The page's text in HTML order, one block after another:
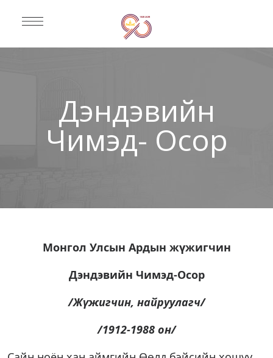
Дэндэвийн
Чимэд- Осор
Монгол Улсын Ардын жүжигчин
Дэндэвийн Чимэд-Осор
/Жүжигчин, найруулагч/
/1912-1988 он/